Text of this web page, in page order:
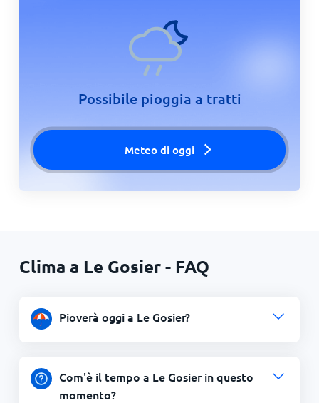
Possibile pioggia a tratti
Meteo di oggi
Clima a Le Gosier - FAQ
Pioverà oggi a Le Gosier?
Com'è il tempo a Le Gosier in questo
momento?